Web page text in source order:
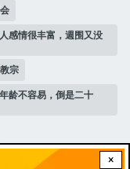
×
感情很丰富，週围又没
宗
龄不容易，倒是二十
中女孩以亲身经历建议